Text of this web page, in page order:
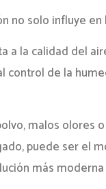
no solo influye
a la calidad del
control de la
malos olores
puede ser el
más